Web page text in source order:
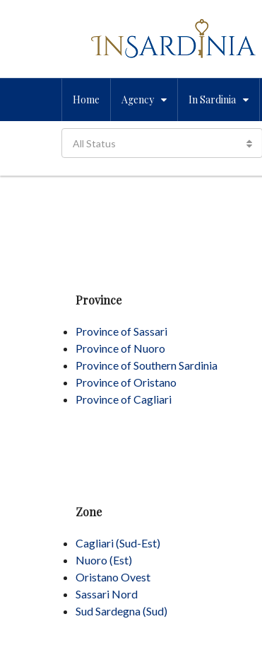
Home Agency In Sardinia
All Status
Province
Province of Sassari
Province of Nuoro
Province of Southern Sardinia
Province of Oristano
Province of Cagliari
Zone
Cagliari (Sud-Est)
Nuoro (Est)
Oristano Ovest
Sassari Nord
Sud Sardegna (Sud)